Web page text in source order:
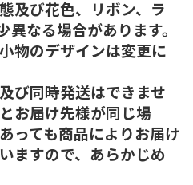
及び花色、リボン、ラ
なる場合があります。
物のデザインは変更に
び同時発送はできませ
お届け先様が同じ場
っても商品によりお届け
ますので、あらかじめ